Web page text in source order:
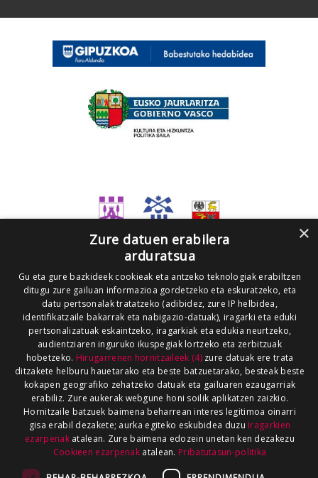
×
Zure datuen erabilera
arduratsua
Gu eta gure bazkideek cookieak eta antzeko teknologiak erabiltzen
ditugu zure gailuan informazioa gordetzeko eta eskuratzeko, eta
datu pertsonalak tratatzeko (adibidez, zure IP helbidea,
identifikatzaile bakarrak eta nabigazio-datuak), iragarki eta eduki
pertsonalizatuak eskaintzeko, iragarkiak eta edukia neurtzeko,
audientziaren inguruko ikuspegiak lortzeko eta zerbitzuak
hobetzeko. Hirugarrenen hornitzaileek (4)zure datuak ere trata
ditzakete helburu hauetarako eta beste batzuetarako, besteak beste
kokapen geografiko zehatzeko datuak eta gailuaren ezaugarriak
erabiliz. Zure aukerak webgune honi soilik aplikatzen zaizkio.
Hornitzaile batzuek baimena beharrean interes legitimoa oinarri
gisa erabil dezakete; aurka egiteko eskubidea duzu Iragarkien
ezarpenakatalean. Zure baimena edozein unetan ken dezakezu
Cookieen ezarpenak atalean. Pribatutasun-politika